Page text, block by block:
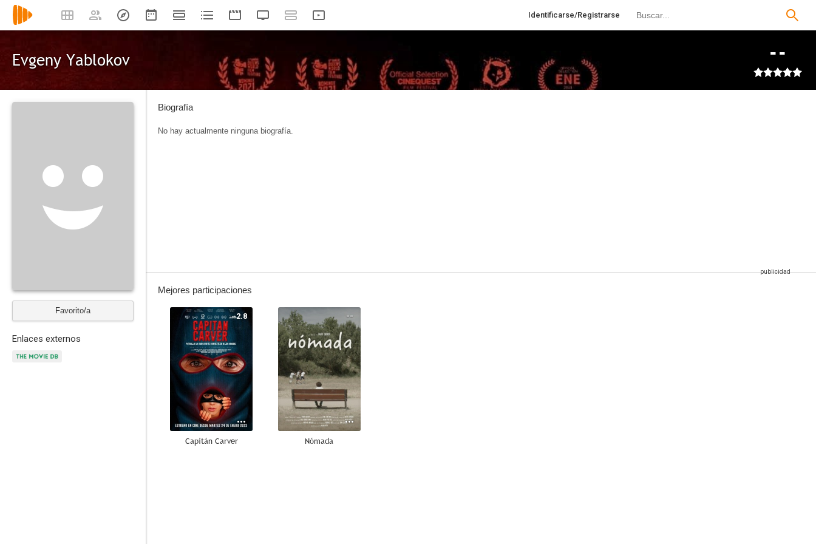
Identificarse/Registrarse
Evgeny Yablokov --
Favorito/a
Enlaces externos
Biografía
No hay actualmente ninguna biografía.
Mejores participaciones
2.8
Capitán Carver
--
Nómada